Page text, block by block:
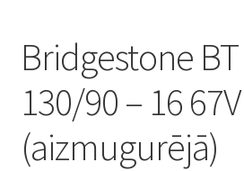
Bridgestone
130/90 – 16
(aizmugurējā)